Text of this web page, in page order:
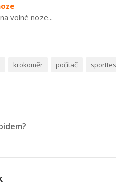
volné noze...
krokoměr počítač